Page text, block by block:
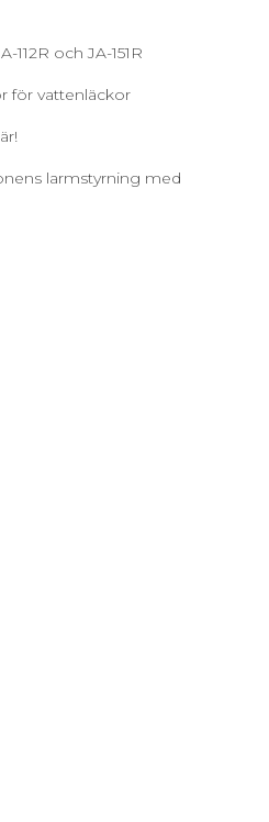
112R och JA-151R
för vattenläckor
larmstyrning med